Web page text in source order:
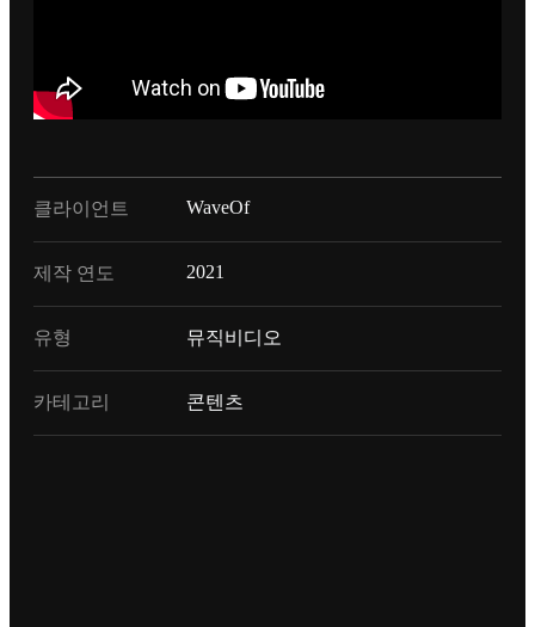
클라이언트 WaveOf
제작 연도 2021
유형 뮤직비디오
카테고리 콘텐츠